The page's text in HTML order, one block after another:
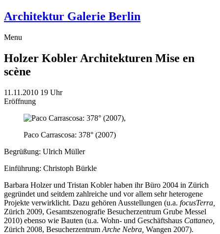
Architektur Galerie Berlin
Menu
Holzer Kobler Architekturen Mise en
scène
11.11.2010 19 Uhr
Eröffnung
Paco Carrascosa: 378° (2007)
Begrüßung: Ulrich Müller
Einführung: Christoph Bürkle
Barbara Holzer und Tristan Kobler haben ihr Büro 2004 in Zürich
gegründet und seitdem zahlreiche und vor allem sehr heterogene
Projekte verwirklicht. Dazu gehören Ausstellungen (u.a. focusTerra,
Zürich 2009, Gesamtszenografie Besucherzentrum Grube Messel
2010) ebenso wie Bauten (u.a. Wohn- und Geschäftshaus Cattaneo,
Zürich 2008, Besucherzentrum Arche Nebra, Wangen 2007).